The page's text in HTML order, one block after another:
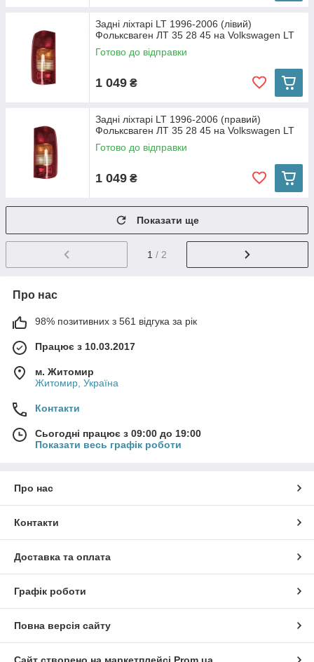
Задні ліхтарі LT 1996-2006 (лівий)
Фольксваген ЛТ 35 28 45 на Volkswagen LT
Готово до відправки
1 049 ₴
Задні ліхтарі LT 1996-2006 (правий)
Фольксваген ЛТ 35 28 45 на Volkswagen LT
Готово до відправки
1 049 ₴
Показати ще
1 / 2
Про нас
98% позитивних з 561 відгука за рік
Працює з 10.03.2017
м. Житомир
Житомир, Україна
Контакти
Сьогодні працює з 09:00 до 19:00
Показати весь графік роботи
Про нас
Контакти
Доставка та оплата
Графік роботи
Повна версія сайту